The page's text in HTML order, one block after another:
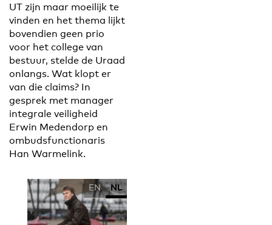
UT zijn maar moeilijk te
vinden en het thema lijkt
bovendien geen prio
voor het college van
bestuur, stelde de Uraad
onlangs. Wat klopt er
van die claims? In
gesprek met manager
integrale veiligheid
Erwin Medendorp en
ombudsfunctionaris
Han Warmelink.
EN NL